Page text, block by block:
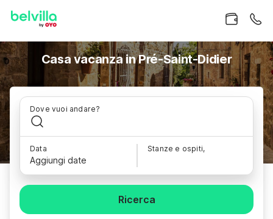
Casa vacanza in Pré-Saint-Didier
Dove vuoi andare?
Data
Aggiungi date
Stanze e ospiti,
Ricerca